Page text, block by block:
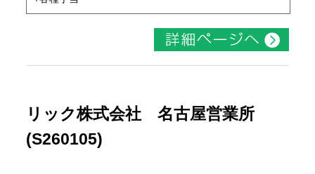
リック株式会社 名古屋営業所
(S260105)